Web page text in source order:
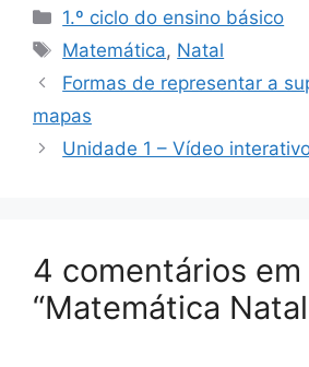
Categorias
1.º ciclo do ensino básico
Etiquetas
Matemática, Natal
Formas de representar a
mapas
Unidade 1 – Vídeo
4 comentários em
“Matemática